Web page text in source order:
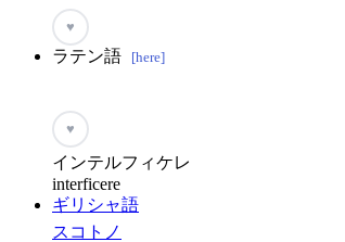
♥
ラテン語 [here]
♥
インテルフィケレ
interficere
ギリシャ語
スコトノ